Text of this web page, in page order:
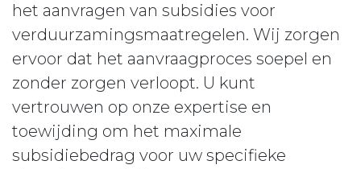
het aanvragen van subsidies voor
verduurzamingsmaatregelen. Wij zorgen
ervoor dat het aanvraagproces soepel en
zonder zorgen verloopt. U kunt
vertrouwen op onze expertise en
toewijding om het maximale
subsidiebedrag voor uw specifieke